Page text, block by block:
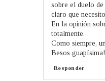
sobre el duelo
claro que
En la opinión
totalmente.
Como siempre,
Besos
Responder